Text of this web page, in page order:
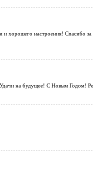
и хорошего настроения! Спасибо за
на будущее! С Новым Годом!